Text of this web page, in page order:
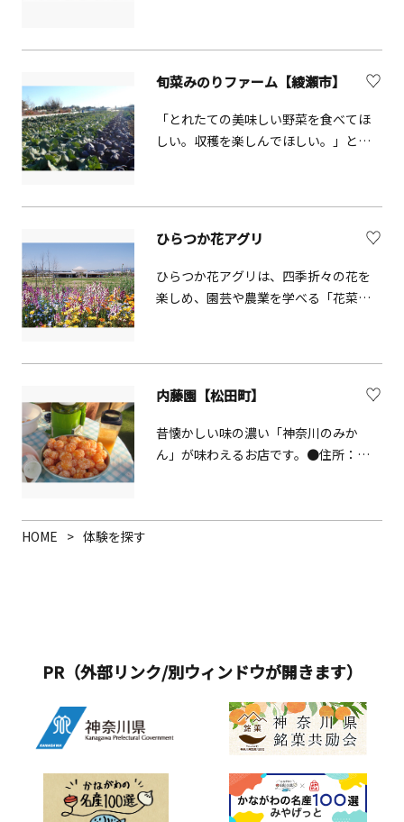
しさです。月1-2回開催のＢＢＱでは、
生産者の声を聞きながらみやじ豚が楽
しめます（準備や片付けは必要ありま
せん。要事前予約）。
旬菜みのりファーム【綾瀬市】
「とれたての美味しい野菜を食べてほ
しい。収穫を楽しんでほしい。」とい
だわりをもって育てられた野菜や果実
を、自分の手で収穫して食べると、い
つもと違う美味しさに感動できるはず
です。野菜の直売所もあります。
ひらつか花アグリ
ひらつか花アグリは、四季折々の花を
楽しめ、園芸や農業を学べる「花菜ガ
穫体験農園、見本農園の紹介や農業相
談ができる「農の体験・交流館」、市
民農園「マイ菜ファーム」の施設が集
まる、園芸や農業を体感・体験できる
エリアです。
内藤園【松田町】
昔懐かしい味の濃い「神奈川のみか
ん」が味わえるお店です。●住所：神
HOME 体験を探す
PR（外部リンク/別ウィンドウが開きます）